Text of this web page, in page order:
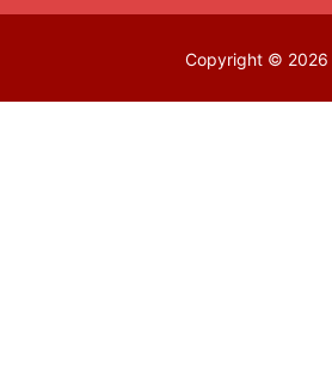
Copyright © 2026